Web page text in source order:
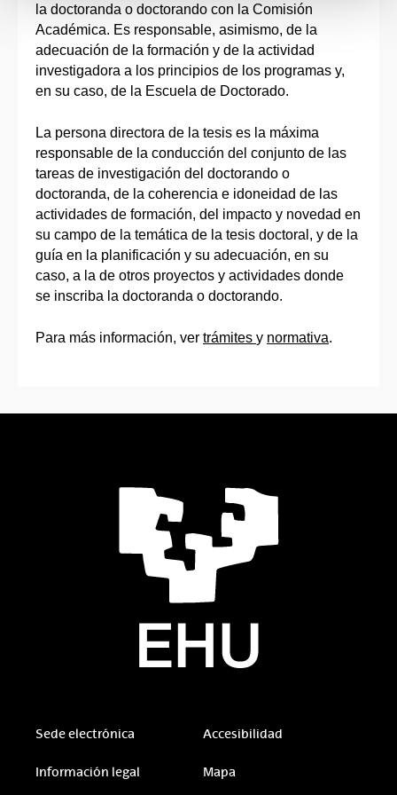
la doctoranda o doctorando con la Comisión
Académica. Es responsable, asimismo, de la
adecuación de la formación y de la actividad
investigadora a los principios de los programas y,
en su caso, de la Escuela de Doctorado.
La persona directora de la tesis es la máxima
responsable de la conducción del conjunto de las
tareas de investigación del doctorando o
doctoranda, de la coherencia e idoneidad de las
actividades de formación, del impacto y novedad en
su campo de la temática de la tesis doctoral, y de la
guía en la planificación y su adecuación, en su
caso, a la de otros proyectos y actividades donde
se inscriba la doctoranda o doctorando.
Para más información, ver trámites y normativa.
Sede electrónica Accesibilidad
Información legal Mapa